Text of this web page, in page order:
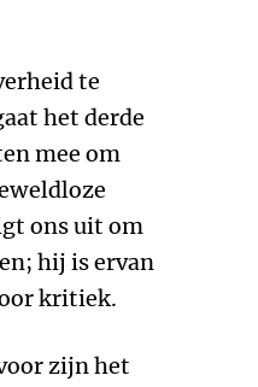
te
het derde
mee om
ons uit om
hij is ervan
kritiek.
zijn het